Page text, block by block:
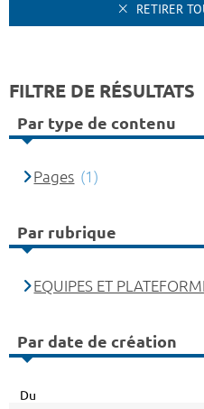
RETIRER
FILTRE DE RÉSULTATS
Par type de contenu
Pages (1)
Par rubrique
EQUIPES ET
Par date de création
Du